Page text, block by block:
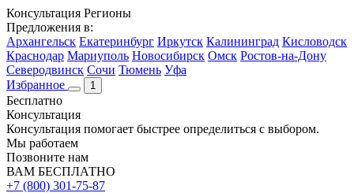
Консультация Регионы
Предложения в:
Архангельск Екатеринбург Иркутск Калининград Кисловодск
Краснодар Мариуполь Новосибирск Омск Ростов-на-Дону
Северодвинск Сочи Тюмень Уфа
Избранное
1
Бесплатно
Консультация
Консультация помогает быстрее определиться с выбором.
Мы работаем
Позвоните нам
ВАМ БЕСПЛАТНО
+7 (800) 301-75-87